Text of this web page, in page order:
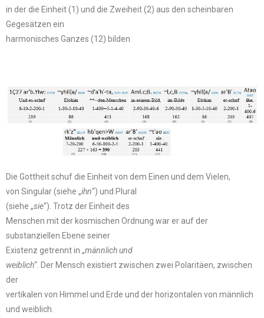
in der die Einheit (1) und die Zweiheit (2) aus den scheinbaren
Gegesätzen ein
harmonisches Ganzes (12) bilden.
Die Gottheit schuf die Einheit von dem Einen und dem Vielen,
von Singular (siehe „ihn“) und Plural
(siehe „sie“). Trotz der Einheit des
Menschen mit der kosmischen Ordnung war er auf der
substanziellen Ebene seiner
Existenz getrennt in „männlich und
weiblich“. Der Mensch existiert zwischen zwei Polaritäen, zwischen
der
vertikalen von Himmel und Erde und der horizontalen von männlich
und weiblich.